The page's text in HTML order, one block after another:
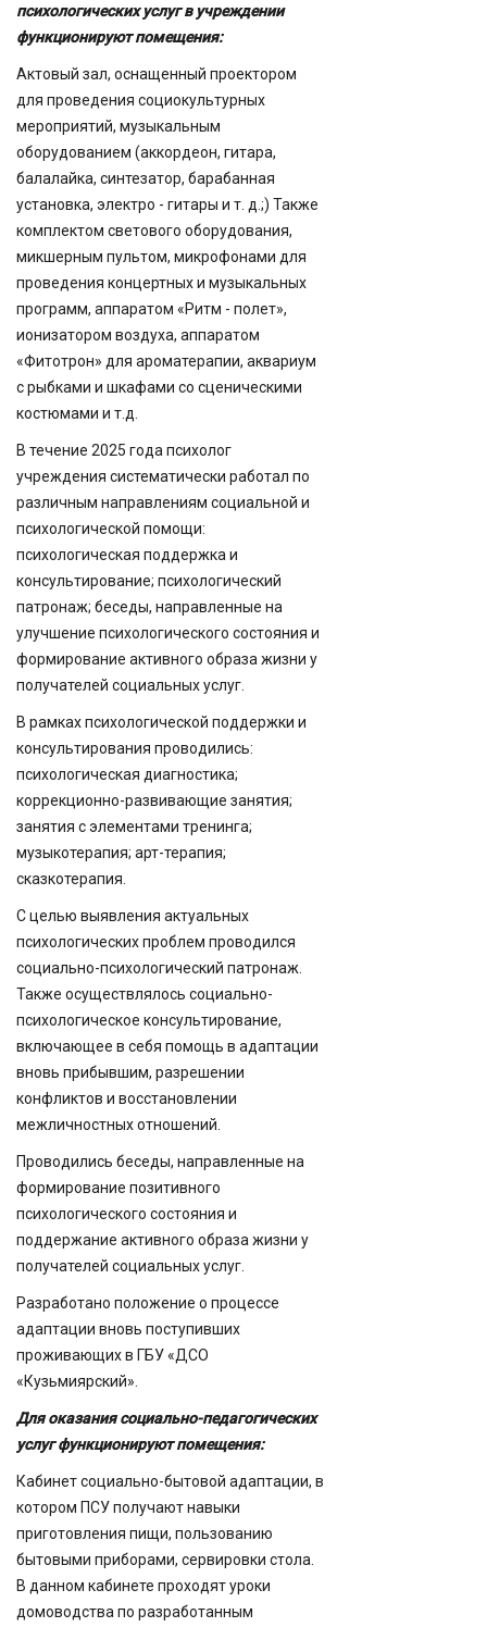
психологических услуг в учреждении
функционируют помещения:
Актовый зал, оснащенный проектором
для проведения социокультурных
мероприятий, музыкальным
оборудованием (аккордеон, гитара,
балалайка, синтезатор, барабанная
установка, электро - гитары и т. д.;) Также
комплектом светового оборудования,
микшерным пультом, микрофонами для
проведения концертных и музыкальных
программ, аппаратом «Ритм - полет»,
ионизатором воздуха, аппаратом
«Фитотрон» для ароматерапии, аквариум
с рыбками и шкафами со сценическими
костюмами и т.д.
В течение 2025 года психолог
учреждения систематически работал по
различным направлениям социальной и
психологической помощи:
психологическая поддержка и
консультирование; психологический
патронаж; беседы, направленные на
улучшение психологического состояния и
формирование активного образа жизни у
получателей социальных услуг.
В рамках психологической поддержки и
консультирования проводились:
психологическая диагностика;
коррекционно-развивающие занятия;
занятия с элементами тренинга;
музыкотерапия; арт-терапия;
сказкотерапия.
С целью выявления актуальных
психологических проблем проводился
социально-психологический патронаж.
Также осуществлялось социально-
психологическое консультирование,
включающее в себя помощь в адаптации
вновь прибывшим, разрешении
конфликтов и восстановлении
межличностных отношений.
Проводились беседы, направленные на
формирование позитивного
психологического состояния и
поддержание активного образа жизни у
получателей социальных услуг.
Разработано положение о процессе
адаптации вновь поступивших
проживающих в ГБУ «ДСО
«Кузьмиярский».
Для оказания социально-педагогических
услуг функционируют помещения:
Кабинет социально-бытовой адаптации, в
котором ПСУ получают навыки
приготовления пищи, пользованию
бытовыми приборами, сервировки стола.
В данном кабинете проходят уроки
домоводства по разработанным